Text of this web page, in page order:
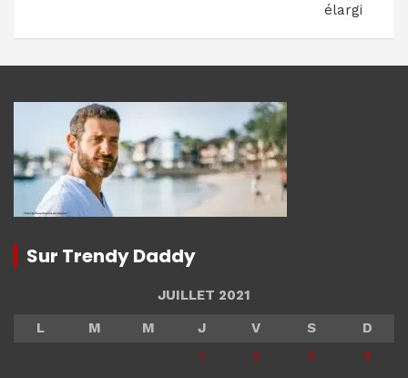
élargi
Sur Trendy Daddy
JUILLET 2021
L
M M J V S
D
1
2 3
4